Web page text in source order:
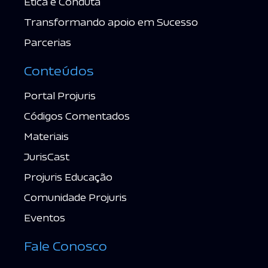
Transformando apoio em Sucesso
Parcerias
Conteúdos
Portal Projuris
Códigos Comentados
Materiais
JurisCast
Projuris Educação
Comunidade Projuris
Eventos
Fale Conosco